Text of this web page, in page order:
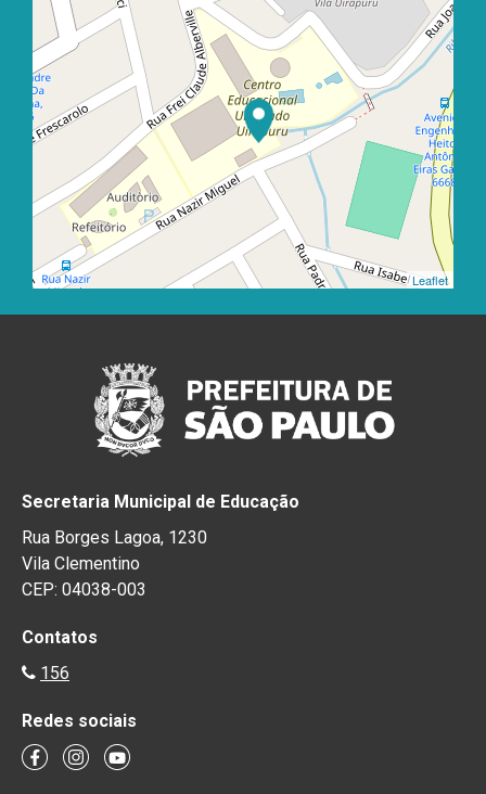
Leaflet
Secretaria Municipal de Educação
Rua Borges Lagoa, 1230
Vila Clementino
CEP: 04038-003
Contatos
156
Redes sociais